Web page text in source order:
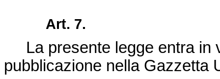
Art. 7.
La presente legge entra in
pubblicazione nella Gazzetta